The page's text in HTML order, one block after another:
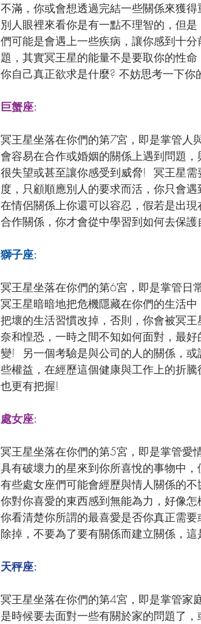
不滿，你或會想透過完結一些關係來獲
別人眼裡來看你是有一點不理智的，但
們可能是會遇上一些疾病，讓你感到十
題，其實冥王星的能量不是要取你的性
你自己真正欲求是什麼? 不妨思考一下你
巨蟹座:
冥王星坐落在你們的第7宮，即是掌管
會容易在合作或婚姻的關係上遇到問題
很失望或甚至讓你感受到威脅!  冥王星
度，只顧順應別人的要求而活，你只會
在情侶關係上你還可以容忍，假若是出
合作關係，你才會從中學習到如何去保
獅子座:
冥王星坐落在你們的第6宮，即是掌管
冥王星暗暗地把危機隱藏在你們的生活
把壞的生活習慣改掉，否則，你會被冥
奈和惶恐，一時之間不知如何面對，最
變!  另一個考驗是與公司的人的關係，
些權益，在經歷這個健康與工作上的折
也更有把握!
處女座:
冥王星坐落在你們的第5宮，即是掌管
具有破壞力的星來到你所喜悅的事物中
有些處女座們可能會經歷與情人關係的
你對你喜愛的東西感到無能為力，好像
你看清楚你所謂的最喜愛是否你真正需
除掉，不要為了要有關係而建立關係，
天秤座:
冥王星坐落在你們的第4宮，即是掌管
是時候要去面對一些有關於家的問題了